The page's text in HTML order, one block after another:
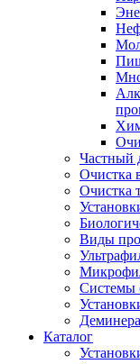
Частный
Очистка
Очистка
Виды
Системы
Каталог